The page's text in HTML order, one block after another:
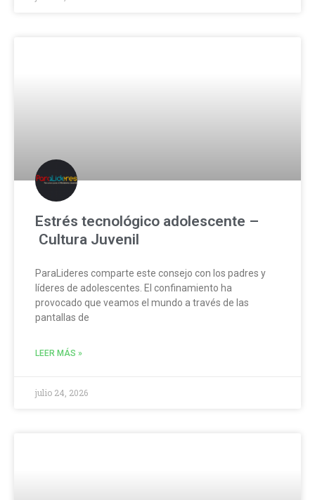
Estrés tecnológico adolescente –
Cultura Juvenil
ParaLideres comparte este consejo con los padres y
líderes de adolescentes. El confinamiento ha
provocado que veamos el mundo a través de las
pantallas de
LEER MÁS »
julio 24, 2026